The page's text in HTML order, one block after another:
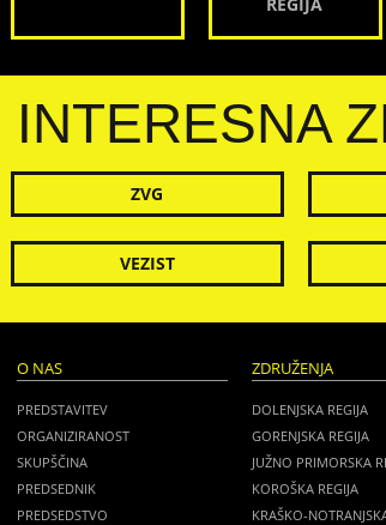
INTERESNA
ZVG
VEZIST
O NAS
PREDSTAVITEV
ORGANIZIRANOST
SKUPŠČINA
PREDSEDNIK
PREDSEDSTVO
ZDRUŽENJA
DOLENJSKA REGIJA
GORENJSKA REGIJA
JUŽNO PRIMORSKA
KOROŠKA REGIJA
KRAŠKO-